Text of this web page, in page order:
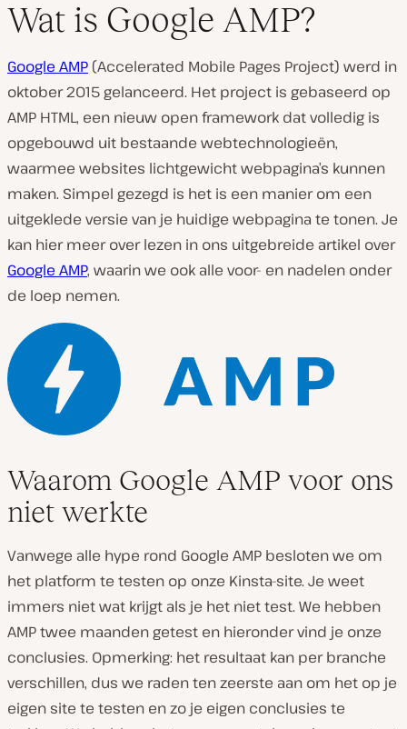
Wat is Google AMP?
Google AMP (Accelerated Mobile Pages Project) werd in
oktober 2015 gelanceerd. Het project is gebaseerd op
AMP HTML, een nieuw open framework dat volledig is
opgebouwd uit bestaande webtechnologieën,
waarmee websites lichtgewicht webpagina’s kunnen
maken. Simpel gezegd is het is een manier om een
uitgeklede versie van je huidige webpagina te tonen. Je
kan hier meer over lezen in ons uitgebreide artikel over
Google AMP, waarin we ook alle voor- en nadelen onder
de loep nemen.
Waarom Google AMP voor ons
niet werkte
Vanwege alle hype rond Google AMP besloten we om
het platform te testen op onze Kinsta-site. Je weet
immers niet wat krijgt als je het niet test. We hebben
AMP twee maanden getest en hieronder vind je onze
conclusies. Opmerking: het resultaat kan per branche
verschillen, dus we raden ten zeerste aan om het op je
eigen site te testen en zo je eigen conclusies te